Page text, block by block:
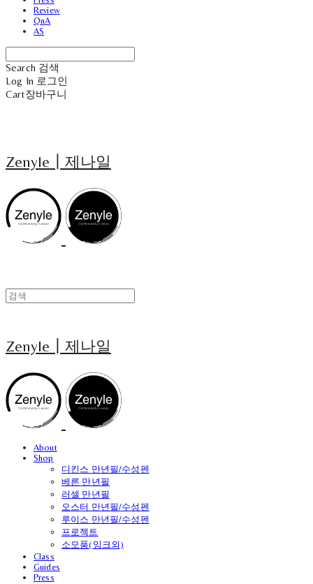
Review
QnA
AS
Search 검색
Log In 로그인
Cart장바구니
Zenyle┃제나일
Zenyle┃제나일
About
Shop
디킨스 만년필/수성펜
베른 만년필
러셀 만년필
오스터 만년필/수성펜
루이스 만년필/수성펜
프로젝트
소모품(잉크외)
Class
Guides
Press